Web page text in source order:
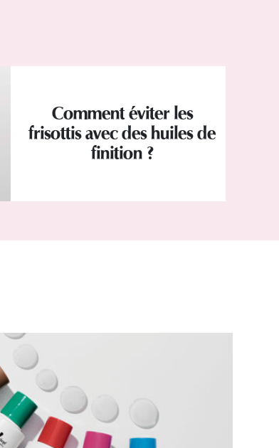
Comment éviter les
frisottis avec des huiles de
finition ?